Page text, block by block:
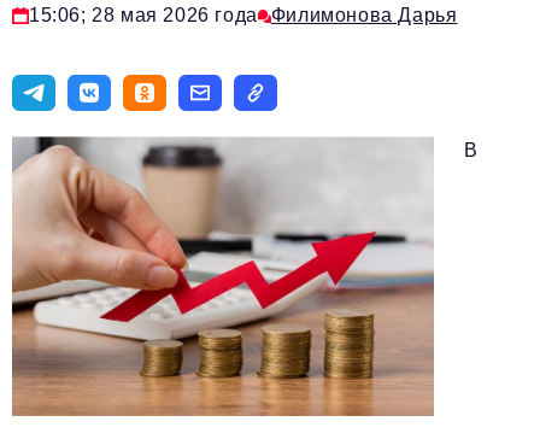
Импортозамещение
Авторские материалы
Видео
Телефон редакции:
Электронные почты редакции:
Информационный отдел
info@business-magazine.online
Отдел рекламы
reklama@business-magazine.online
Отдел распространения/редакционная подписка
15:06; 28 мая 2026 года Филимонова Дарья
В